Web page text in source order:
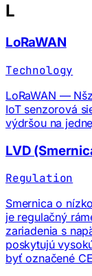
L
LoRaWAN
Technology
LoRaWAN —
IoT senzorová
výdršou na
LVD
Regulation
Smernica o
je regulačný
zariadenia s
poskytujú
byť označené